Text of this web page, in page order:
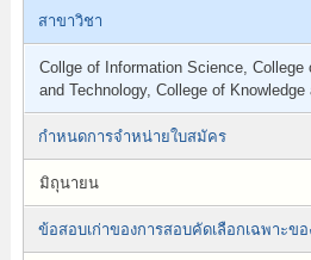
สาขาวิชา
Collge of Information Science,
and Technology, College of
กำหนดการจำหน่ายใบสมัคร
มิถุนายน
ข้อสอบเก่าของการสอบคัดเลือกเฉพาะข